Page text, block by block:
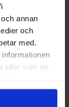
annan
och
med.
eller som de
av
dina